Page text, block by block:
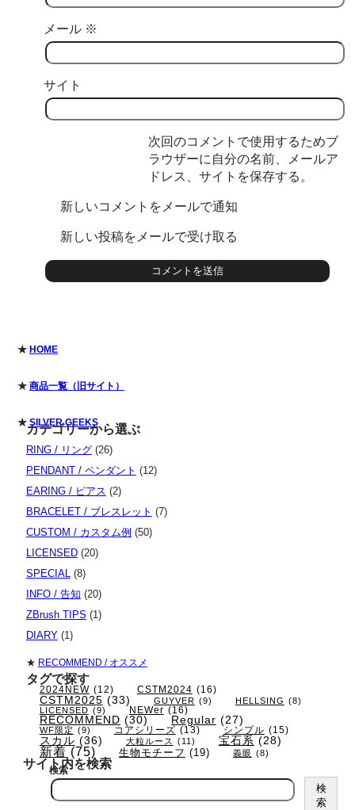
メール ※
サイト
次回のコメントで使用するためブ
ラウザーに自分の名前、メールア
ドレス、サイトを保存する。
新しいコメントをメールで通知
新しい投稿をメールで受け取る
★ HOME
★商品一覧（旧サイト）
★SILVER GEEKS
カテゴリーから選ぶ
RING / リング(26)
PENDANT / ペンダント (12)
EARING / ピアス (2)
BRACELET / ブレスレット (7)
CUSTOM / カスタム例 (50)
LICENSED(20)
SPECIAL(8)
INFO / 告知 (20)
ZBrush TIPS (1)
DIARY(1)
★ RECOMMEND / オススメ
タグで探す
2024NEW (12) CSTM2024 (16)
CSTM2025 (33) GUYVER (9) HELLSING (8)
LICENSED (9) NEWer (16)
RECOMMEND (30) Regular (27)
WF限定 (9) コアシリーズ (13) シンプル (15)
スカル (36) 大粒ルース (11) 宝石系 (28)
新着 (75) 生物モチーフ (19) 義眼 (8)
サイト内を検索
検索
検
索